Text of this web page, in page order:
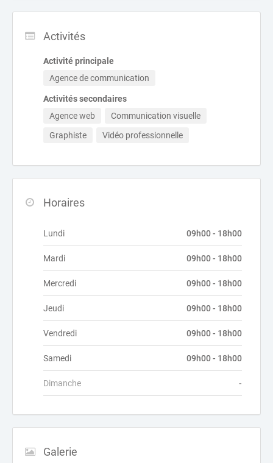
Activités
Activité principale
Agence de communication
Activités secondaires
Agence web
Communication visuelle
Graphiste
Vidéo professionnelle
Horaires
Lundi 09h00 - 18h00
Mardi 09h00 - 18h00
Mercredi 09h00 - 18h00
Jeudi 09h00 - 18h00
Vendredi 09h00 - 18h00
Samedi 09h00 - 18h00
Dimanche -
Galerie